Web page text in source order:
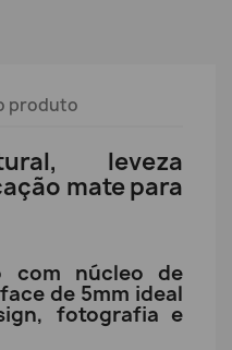
produto
leveza
mate para
com núcleo de
de 5mm ideal
fotografia e